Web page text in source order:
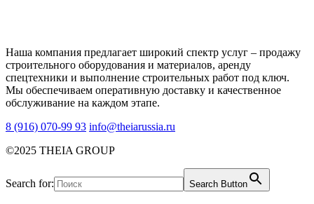
Наша компания предлагает широкий спектр услуг – продажу
строительного оборудования и материалов, аренду
спецтехники и выполнение строительных работ под ключ.
Мы обеспечиваем оперативную доставку и качественное
обслуживание на каждом этапе.
8 (916) 070-99 93 info@theiarussia.ru
©2025 THEIA GROUP
Search for: Search Button